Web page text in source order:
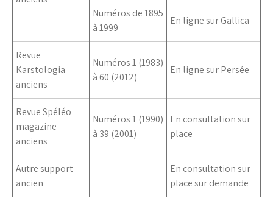
Numéros de 1895
à 1999
En ligne sur Gallica
Revue
Karstologia
anciens
Numéros 1 (1983)
à 60 (2012)
En ligne sur Persée
Revue Spéléo
magazine
anciens
Numéros 1 (1990)
à 39 (2001)
En consultation sur
place
Autre support
ancien
En consultation sur
place sur demande